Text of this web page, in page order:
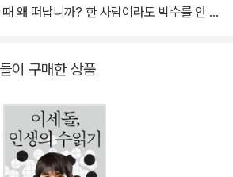
한 영원히 일하고, 꿈꾸고 싶은 사람이다.
왜 떠납니까? 한 사람이라도 박수를 안 칠
규는 마음이 철렁했다고 한다. 40여 년간 지
배들이 이 상을 받고 방송계를 떠났기 때문
시지였던 셈이다. 하지만 호락호락 물러날
찌르는 희대의 수상소감으로 전 국민에게
겠다는 다짐을 내보였다. 대한민국 대표 ‘예
이 구매한 상품